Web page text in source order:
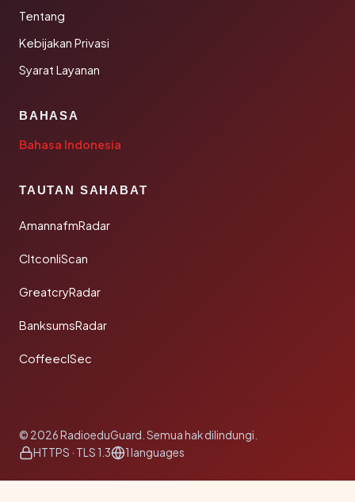
Tentang
Kebijakan Privasi
Syarat Layanan
BAHASA
Bahasa Indonesia
TAUTAN SAHABAT
AmannafmRadar
CltconliScan
GreatcryRadar
BanksumsRadar
CoffeeclSec
© 2026 RadioeduGuard. Semua hak dilindungi.
HTTPS · TLS 1.3
1 languages